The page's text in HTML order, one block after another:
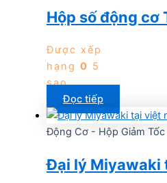
Hộp số động cơ
Được xếp
hạng 0 5
sao
Đọc tiếp
Động Cơ - Hộp Giảm Tốc
Đại lý Miyawaki